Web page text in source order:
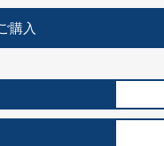
住宅使用部材標準化推進協議会
購入